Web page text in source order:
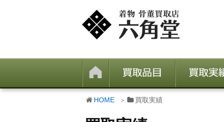
HOME 買取実績